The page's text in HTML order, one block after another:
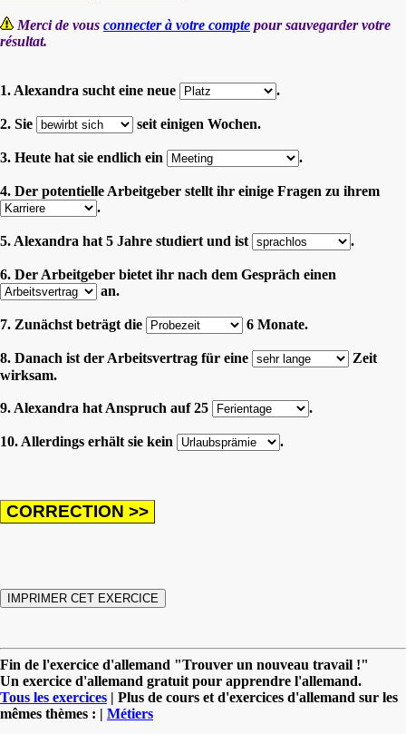
Merci de vous connecter à votre compte pour sauvegarder votre
résultat.
1. Alexandra sucht eine neue .
2. Sie seit einigen Wochen.
3. Heute hat sie endlich ein .
4. Der potentielle Arbeitgeber stellt ihr einige Fragen zu ihrem
.
5. Alexandra hat 5 Jahre studiert und ist .
6. Der Arbeitgeber bietet ihr nach dem Gespräch einen
an.
7. Zunächst beträgt die 6 Monate.
8. Danach ist der Arbeitsvertrag für eine
Zeit
wirksam.
9. Alexandra hat Anspruch auf 25 .
10. Allerdings erhält sie kein .
Fin de l'exercice d'allemand "Trouver un nouveau travail !"
Un exercice d'allemand gratuit pour apprendre l'allemand.
Tous les exercices | Plus de cours et d'exercices d'allemand sur les
mêmes thèmes : | Métiers